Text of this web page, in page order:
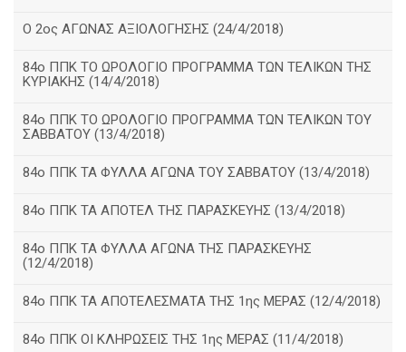
O 2ος ΑΓΩΝΑΣ ΑΞΙΟΛΟΓΗΣΗΣ (24/4/2018)
84ο ΠΠΚ ΤΟ ΩΡΟΛΟΓΙΟ ΠΡΟΓΡΑΜΜΑ ΤΩΝ ΤΕΛΙΚΩΝ ΤΗΣ
ΚΥΡΙΑΚΗΣ (14/4/2018)
84ο ΠΠΚ ΤΟ ΩΡΟΛΟΓΙΟ ΠΡΟΓΡΑΜΜΑ ΤΩΝ ΤΕΛΙΚΩΝ ΤΟΥ
ΣΑΒΒΑΤΟΥ (13/4/2018)
84ο ΠΠΚ ΤΑ ΦΥΛΛΑ ΑΓΩΝΑ ΤΟΥ ΣΑΒΒΑΤΟΥ (13/4/2018)
84ο ΠΠΚ ΤΑ ΑΠΟΤΕΛ ΤΗΣ ΠΑΡΑΣΚΕΥΗΣ (13/4/2018)
84ο ΠΠΚ ΤΑ ΦΥΛΛΑ ΑΓΩΝΑ ΤΗΣ ΠΑΡΑΣΚΕΥΗΣ
(12/4/2018)
84ο ΠΠΚ ΤΑ ΑΠΟΤΕΛΕΣΜΑΤΑ ΤΗΣ 1ης ΜΕΡΑΣ (12/4/2018)
84ο ΠΠΚ ΟΙ ΚΛΗΡΩΣΕΙΣ ΤΗΣ 1ης ΜΕΡΑΣ (11/4/2018)